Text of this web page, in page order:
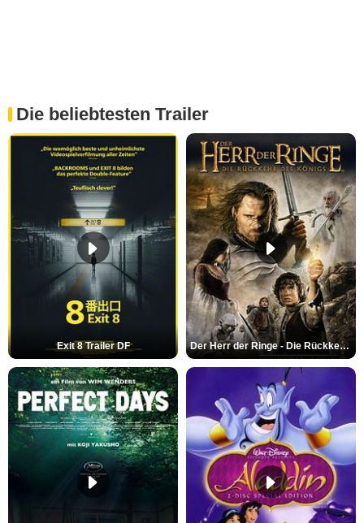
Die beliebtesten Trailer
Exit 8 Trailer DF Der Herr der Ringe - Die Rückkehr des Königs Trailer OV